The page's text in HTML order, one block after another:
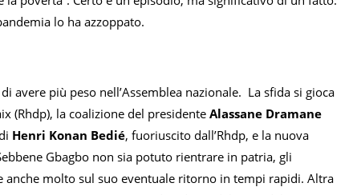
lo ha azzoppato.
avere più peso nell’Assemblea nazionale. La sfida si gioca
(Rhdp), la coalizione del presidente Alassane Dramane
Henri Konan Bedié, fuoriuscito dall’Rhdp, e la nuova
Gbagbo non sia potuto rientrare in patria, gli
molto sul suo eventuale ritorno in tempi rapidi. Altra